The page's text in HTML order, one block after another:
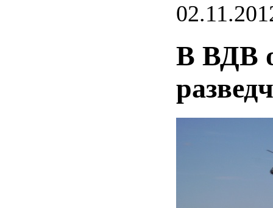
В ВДВ